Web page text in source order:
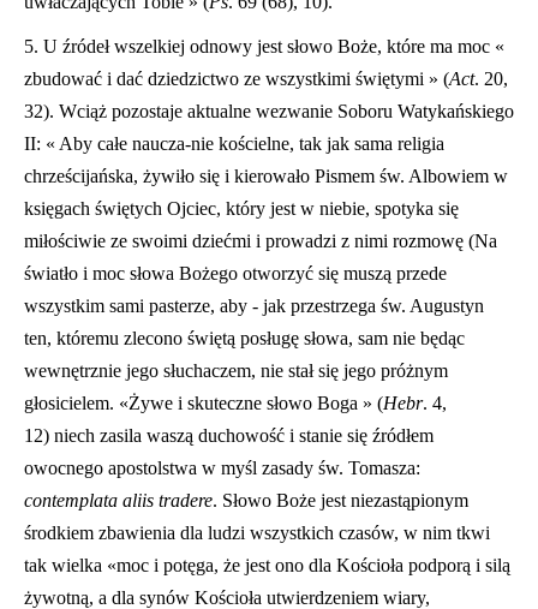
5. U źródeł wszelkiej odnowy jest słowo Boże, które ma moc «
zbudować i dać dziedzictwo ze wszystkimi świętymi » (Act. 20,
32). Wciąż pozostaje aktualne wezwanie Soboru Watykańskiego
II: « Aby całe naucza-nie kościelne, tak jak sama religia
chrześcijańska, żywiło się i kierowało Pismem św. Albowiem w
księgach świętych Ojciec, który jest w niebie, spotyka się
miłościwie ze swoimi dziećmi i prowadzi z nimi rozmowę (Na
światło i moc słowa Bożego otworzyć się muszą przede
wszystkim sami pasterze, aby - jak przestrzega św. Augustyn
ten, któremu zlecono świętą posługę słowa, sam nie będąc
wewnętrznie jego słuchaczem, nie stał się jego próżnym
głosicielem. «Żywe i skuteczne słowo Boga » (Hebr. 4,
12) niech zasila waszą duchowość i stanie się źródłem
owocnego apostolstwa w myśl zasady św. Tomasza:
contemplata aliis tradere. Słowo Boże jest niezastąpionym
środkiem zbawienia dla ludzi wszystkich czasów, w nim tkwi
tak wielka «moc i potęga, że jest ono dla Kościoła podporą i silą
żywotną, a dla synów Kościoła utwierdzeniem wiary,